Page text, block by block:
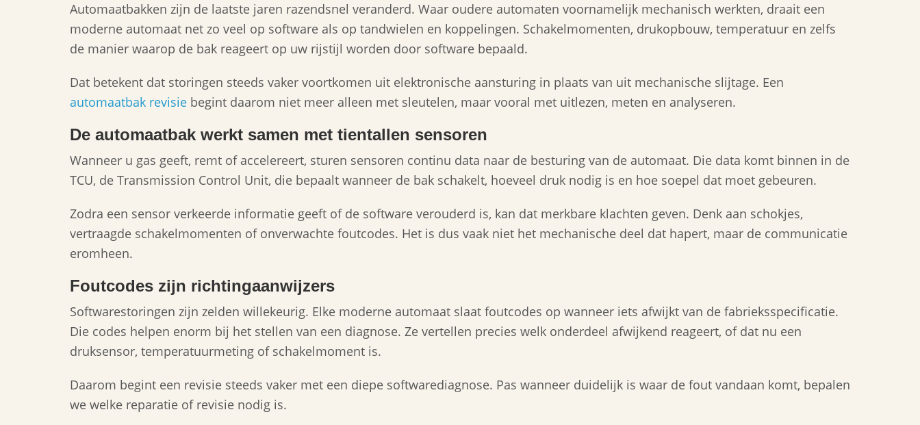
Automaatbakken zijn de laatste jaren razendsnel veranderd. Waar oudere automaten voornamelijk mechanisch werkten, draait een
moderne automaat net zo veel op software als op tandwielen en koppelingen. Schakelmomenten, drukopbouw, temperatuur en zelfs
de manier waarop de bak reageert op uw rijstijl worden door software bepaald.
Dat betekent dat storingen steeds vaker voortkomen uit elektronische aansturing in plaats van uit mechanische slijtage. Een
automaatbak revisie begint daarom niet meer alleen met sleutelen, maar vooral met uitlezen, meten en analyseren.
De automaatbak werkt samen met tientallen sensoren
Wanneer u gas geeft, remt of accelereert, sturen sensoren continu data naar de besturing van de automaat. Die data komt binnen in de
TCU, de Transmission Control Unit, die bepaalt wanneer de bak schakelt, hoeveel druk nodig is en hoe soepel dat moet gebeuren.
Zodra een sensor verkeerde informatie geeft of de software verouderd is, kan dat merkbare klachten geven. Denk aan schokjes,
vertraagde schakelmomenten of onverwachte foutcodes. Het is dus vaak niet het mechanische deel dat hapert, maar de communicatie
eromheen.
Foutcodes zijn richtingaanwijzers
Softwarestoringen zijn zelden willekeurig. Elke moderne automaat slaat foutcodes op wanneer iets afwijkt van de fabrieksspecificatie.
Die codes helpen enorm bij het stellen van een diagnose. Ze vertellen precies welk onderdeel afwijkend reageert, of dat nu een
druksensor, temperatuurmeting of schakelmoment is.
Daarom begint een revisie steeds vaker met een diepe softwarediagnose. Pas wanneer duidelijk is waar de fout vandaan komt, bepalen
we welke reparatie of revisie nodig is.